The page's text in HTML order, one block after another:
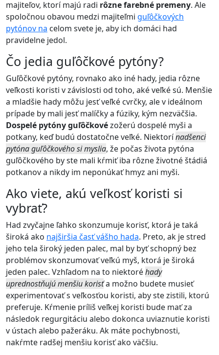
majiteľov, ktorí majú radi rôzne farebné premeny. Ale
spoločnou obavou medzi majiteľmi guľôčkových
pytónov na celom svete je, aby ich domáci had
pravidelne jedol.
Čo jedia guľôčkové pytóny?
Guľôčkové pytóny, rovnako ako iné hady, jedia rôzne
veľkosti koristi v závislosti od toho, aké veľké sú. Menšie
a mladšie hady môžu jesť veľké cvrčky, ale v ideálnom
prípade by mali jesť malíčky a fúziky, kým nezväčšia.
Dospelé pytóny guľôčkovézožerú dospelé myši a
potkany, keď budú dostatočne veľké. Niektorínadšenci
pytóna guľôčkového si myslia, že počas života pytóna
guľôčkového by ste mali kŕmiť iba rôzne životné štádiá
potkanov a nikdy im neponúkať hmyz ani myši.
Ako viete, akú veľkosť koristi si
vybrať?
Had zvyčajne ľahko skonzumuje korisť, ktorá je taká
široká ako najširšia časť vášho hada. Preto, ak je stred
jeho tela široký jeden palec, mal by byť schopný bez
problémov skonzumovať veľkú myš, ktorá je široká
jeden palec. Vzhľadom na to niektoréhady
uprednostňujú menšiu korisťa možno budete musieť
experimentovať s veľkosťou koristi, aby ste zistili, ktorú
preferuje. Kŕmenie príliš veľkej koristi bude mať za
následok regurgitáciu alebo dokonca uviaznutie koristi
v ústach alebo pažeráku. Ak máte pochybnosti,
nakŕmte radšej menšiu korisť ako väčšiu.